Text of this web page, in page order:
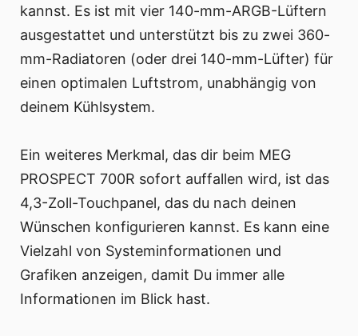
kannst. Es ist mit vier 140-mm-ARGB-Lüftern
ausgestattet und unterstützt bis zu zwei 360-
mm-Radiatoren (oder drei 140-mm-Lüfter) für
einen optimalen Luftstrom, unabhängig von
deinem Kühlsystem.
Ein weiteres Merkmal, das dir beim MEG
PROSPECT 700R sofort auffallen wird, ist das
4,3-Zoll-Touchpanel, das du nach deinen
Wünschen konfigurieren kannst. Es kann eine
Vielzahl von Systeminformationen und
Grafiken anzeigen, damit Du immer alle
Informationen im Blick hast.